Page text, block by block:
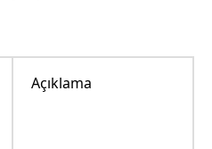
Açıklama